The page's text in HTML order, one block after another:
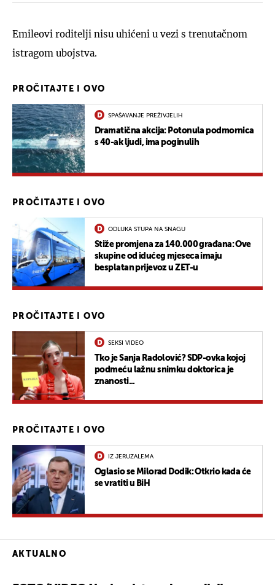
Emileovi roditelji nisu uhićeni u vezi s trenutačnom
istragom ubojstva.
PROČITAJTE I OVO
SPAŠAVANJE PREŽIVJELIH
Dramatična akcija: Potonula podmornica
s 40-ak ljudi, ima poginulih
PROČITAJTE I OVO
ODLUKA STUPA NA SNAGU
Stiže promjena za 140.000 građana: Ove
skupine od idućeg mjeseca imaju
besplatan prijevoz u ZET-u
PROČITAJTE I OVO
SEKSI VIDEO
Tko je Sanja Radolović? SDP-ovka kojoj
podmeću lažnu snimku doktorica je
znanosti...
PROČITAJTE I OVO
IZ JERUZALEMA
Oglasio se Milorad Dodik: Otkrio kada će
se vratiti u BiH
AKTUALNO